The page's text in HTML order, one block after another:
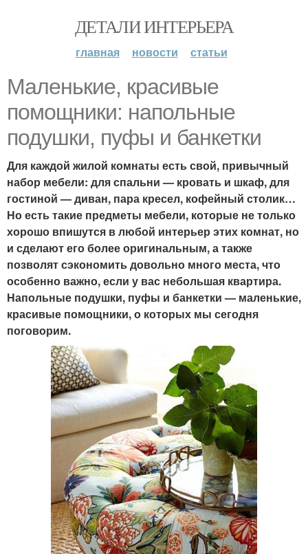
ДЕТАЛИ ИНТЕРЬЕРА
главная новости статьи
Маленькие, красивые
помощники: напольные
подушки, пуфы и банкетки
Для каждой жилой комнаты есть свой, привычный
набор мебели: для спальни — кровать и шкаф, для
гостиной — диван, пара кресел, кофейный столик…
Но есть такие предметы мебели, которые не только
хорошо впишутся в любой интерьер этих комнат, но
и сделают его более оригинальным, а также
позволят сэкономить довольно много места, что
особенно важно, если у вас небольшая квартира.
Напольные подушки, пуфы и банкетки — маленькие,
красивые помощники, о которых мы сегодня
поговорим.